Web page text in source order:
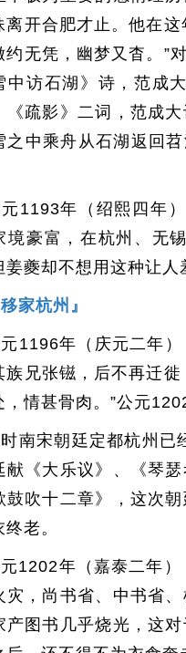
离开合肥才止。他在
约无凭，幽梦又杳。”
中访石湖》诗，范成
《疏影》二词，范成
之中乘舟从石湖返回
1193年（绍熙四年
境豪富，在杭州、无
姜夔却不想用这种让人
移家杭州』
1196年（庆元二年
族兄张镃，后不再迁
，情甚骨肉。”公元
南宋朝廷定都杭州已
献《大乐议》、《琴
鼓吹十二章》，这次
老。
1202年（嘉泰二年
灾，尚书省、中书省
产图书几乎烧光，这